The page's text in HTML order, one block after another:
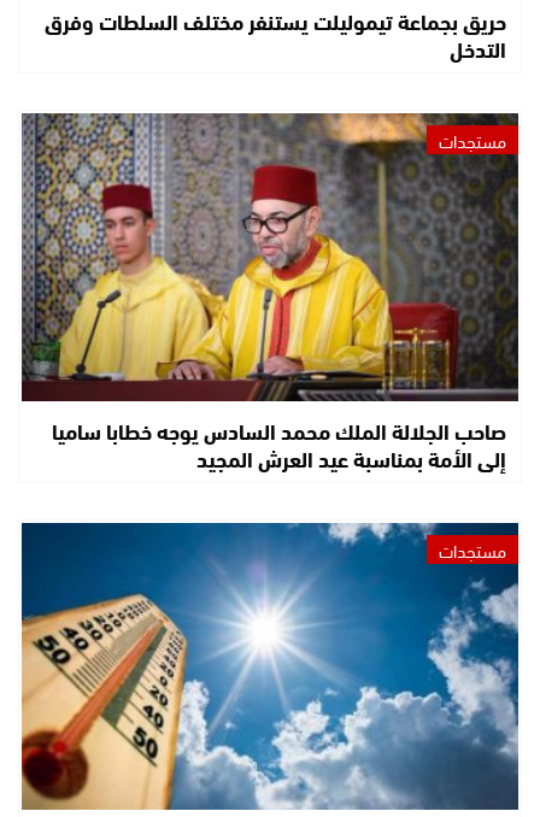
حريق بجماعة تيموليلت يستنفر مختلف السلطات وفرق
التدخل
مستجدات
صاحب الجلالة الملك محمد السادس يوجه خطابا ساميا
إلى الأمة بمناسبة عيد العرش المجيد
مستجدات